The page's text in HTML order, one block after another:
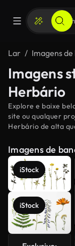
Lar Imagens
Imagens
Herbário
Explore e baixe
site ou qualquer
Herbário de alta
Imagens de
iStock
iStock